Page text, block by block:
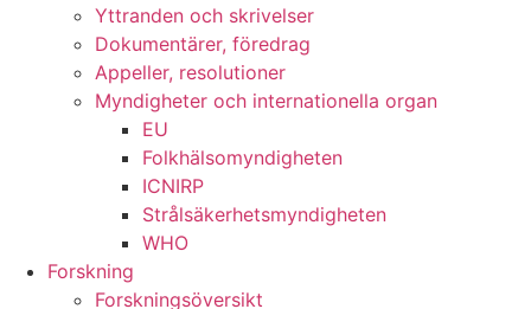
Yttranden och skrivelser
Dokumentärer, föredrag
Appeller, resolutioner
Myndigheter och internationella organ
EU
Folkhälsomyndigheten
ICNIRP
Strålsäkerhetsmyndigheten
WHO
Forskning
Forskningsöversikt